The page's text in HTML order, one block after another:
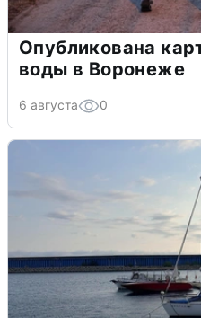
Опубликована
воды в Воронеже
6 августа 0